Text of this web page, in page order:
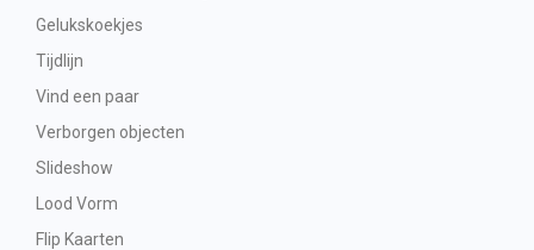
Gelukskoekjes
Tijdlijn
Vind een paar
Verborgen objecten
Slideshow
Lood Vorm
Flip Kaarten